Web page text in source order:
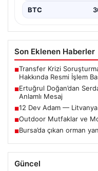
BTC
Son Eklenen Haberler
■Transfer Krizi
Hakkında Resmi İşlem
■Ertuğrul Doğan’dan
Anlamlı Mesaj
■12 Dev Adam — Litvanya
■Outdoor Mutfaklar ve
■Bursa’da çıkan orman
Güncel